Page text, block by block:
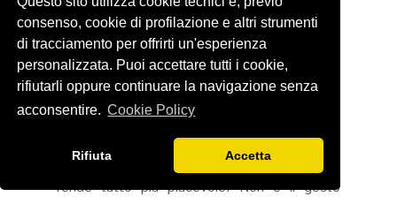
consenso, cookie di profilazione e altri strumenti
di tracciamento per offrirti un'esperienza
personalizzata. Puoi accettare tutti i cookie,
rifiutarli oppure continuare la navigazione senza
acconsentire. Cookie Policy
Rifiuta Accetta
ufficiali britannici portano con sé le loro
razioni di gin fino ai tropici dell’Asia, quella
bevanda diventa familiare, quasi rassicurante:
un sapore noto in mezzo a un ambiente
difficile.
Così, un giorno, qualcuno unisce le due cose:
il chinino reso più dolce e fresco dalla miscela
con acqua, zucchero e lime, e il gin che
rende tutto più piacevole. Non è il gesto